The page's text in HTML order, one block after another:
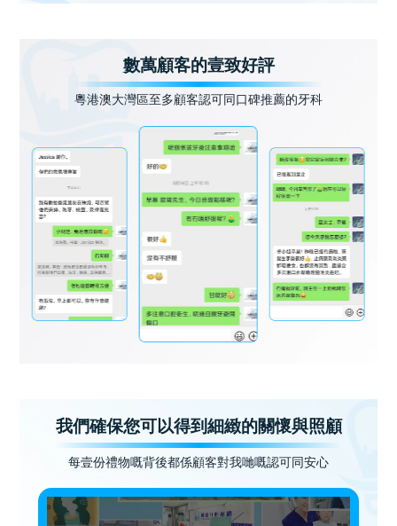
數萬顧客的壹致好評
粵港澳大灣區至多顧客認可同口碑推薦的牙科
我們確保您可以得到細緻的關懷與照顧
每壹份禮物嘅背後都係顧客對我哋嘅認可同安心